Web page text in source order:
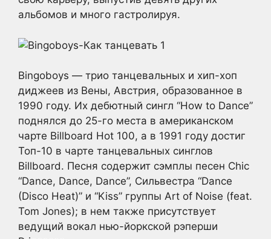
альбомов и много гастролируя.
Bingoboys — трио танцевальных и хип-хоп
диджеев из Вены, Австрия, образованное в
1990 году. Их дебютный сингл “How to Dance”
поднялся до 25-го места в американском
чарте Billboard Hot 100, а в 1991 году достиг
Топ-10 в чарте танцевальных синглов
Billboard. Песня содержит сэмплы песен Chic
“Dance, Dance, Dance”, Сильвестра “Dance
(Disco Heat)” и “Kiss” группы Art of Noise (feat.
Tom Jones); в нем также присутствует
ведущий вокал нью-йоркской рэперши